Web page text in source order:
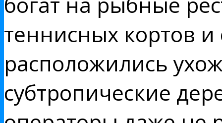
теннисных кортов и
расположились
субтропические